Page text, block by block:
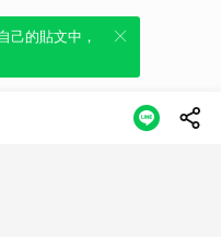
發布貼
己的貼文中，